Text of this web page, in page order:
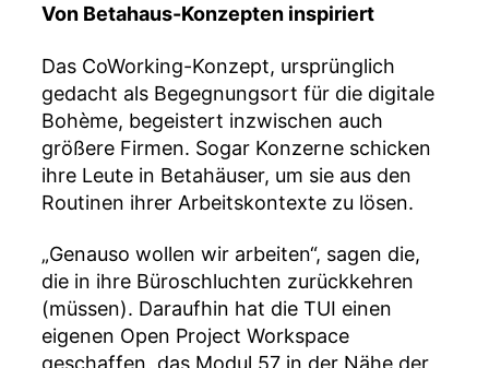
Von Betahaus-Konzepten inspiriert
Das CoWorking-Konzept, ursprünglich
gedacht als Begegnungsort für die digitale
Bohème, begeistert inzwischen auch
größere Firmen. Sogar Konzerne schicken
ihre Leute in Betahäuser, um sie aus den
Routinen ihrer Arbeitskontexte zu lösen.
„Genauso wollen wir arbeiten“, sagen die,
die in ihre Büroschluchten zurückkehren
(müssen). Daraufhin hat die TUI einen
eigenen Open Project Workspace
geschaffen, das Modul 57 in der Nähe der